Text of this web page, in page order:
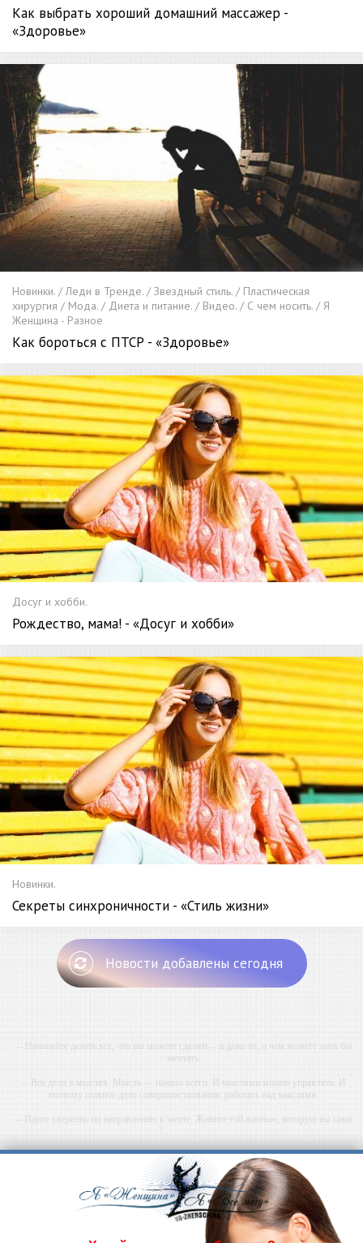
Как выбрать хороший домашний массажер -
«Здоровье»
Новинки. / Леди в Тренде. / Звездный стиль. / Пластическая
хирургия / Мода. / Диета и питание. / Видео. / С чем носить. / Я
Женщина - Разное
Как бороться с ПТСР - «Здоровье»
Досуг и хобби.
Рождество, мама! - «Досуг и хобби»
Новинки.
Секреты синхроничности - «Стиль жизни»
Новости добавлены сегодня
-- Начинайте делать все, что вы можете сделать – и даже то, о чем можете хотя бы
мечтать.
-- Все дело в мыслях. Мысль — начало всего. И мыслями можно управлять. И
поэтому главное дело совершенствования: работать над мыслями.
-- Идите уверенно по направлению к мечте. Живите той жизнью, которую вы сами
-- Самое большое богатство — это ум. Самая большая нищета — глупость. Из всех
страхов самый пугающий — самолюбование.
-- Лучшее, что можно сделать с хорошим советом, это пропустить его мимо ушей. Он
никогда не бывает полезен никому, кроме того, кто его дал.
-- Люблю давать советы и очень не люблю, когда их дают мне.